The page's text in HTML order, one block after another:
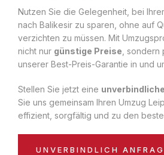
Nutzen Sie die Gelegenheit, bei
nach Balikesir zu sparen, ohne auf
verzichten zu müssen. Mit
nicht nur günstige Preise ,
unserer Best-Preis-Garantie in und
Stellen Sie jetzt eine
Sie uns gemeinsam Ihren Umzug
effizient, sorgfältig und zu den
UNVERBINDLICH